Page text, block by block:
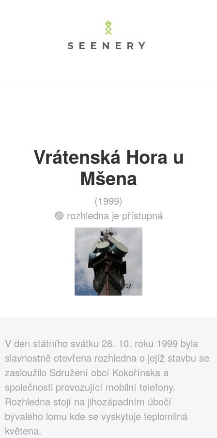
SEENERY
Vrátenská Hora u
Mšena
(1999)
🟢 rozhledna je přístupná
V den státního svátku 28. 10. roku 1999 byla
slavnostně otevřena rozhledna o jejíž stavbu se
zasloužilo Sdružení obcí Kokořínska a
společnosti provozující mobilní telefony.
Rozhledna stojí na jihozápadním úbočí
bývalého lomu kde se vyskytuje teplomilná
květena.